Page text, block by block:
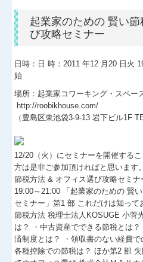
起業家のための 賢い
び攻略セミナー
日時：日 時：2011 年12 月20 日
始
場所：起業家コワーキング・スペー
http://roobikhouse.com/
（豊島区東池袋3-9-13 岩下ビル1F
12/20（火）にセミナーを開催する
方は是非ご参加頂ければと思います
節税方法 & オフィス選び攻略セミ
19:00～21:00 「起業家のための 賢
セミナー」第1 部 これだけは知っ
節税方法 税理士法人KOSUGE 小菅
は？ ・中古資産でできる節税とは
済制度とは？ ・領収書のない経費
各種控除での節税は？ ほか第2 部